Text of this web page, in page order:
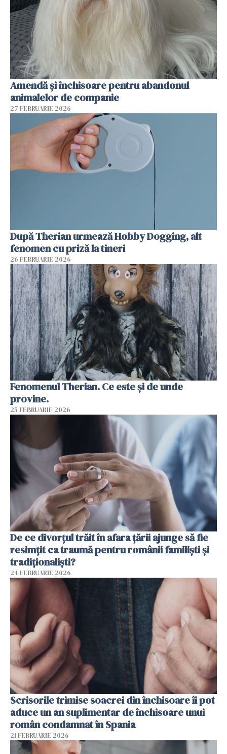
Amendă și închisoare pentru abandonul
animalelor de companie
27 FEBRUARIE 2026
După Therian urmează Hobby Dogging, alt
fenomen cu priză la tineri
26 FEBRUARIE 2026
Fenomenul Therian. Ce este și de unde
provine.
25 FEBRUARIE 2026
De ce divorțul trăit în afara țării ajunge să fie
resimțit ca traumă pentru românii familiști și
tradiționaliști?
24 FEBRUARIE 2026
Scrisorile trimise soacrei din închisoare îi pot
aduce un an suplimentar de închisoare unui
român condamnat în Spania
21 FEBRUARIE 2026